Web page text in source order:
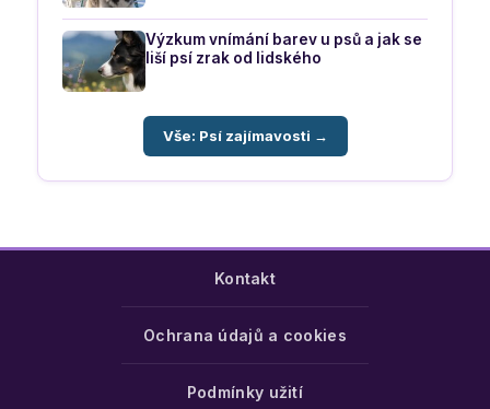
Výzkum vnímání barev u psů a jak se
liší psí zrak od lidského
Vše: Psí zajímavosti →
Kontakt
Ochrana údajů a cookies
Podmínky užití